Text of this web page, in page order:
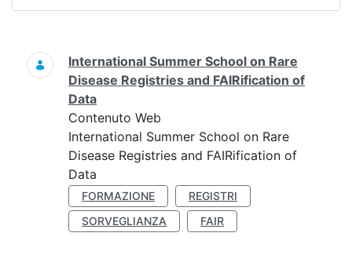
Ricerca
International Summer School on Rare
Disease Registries and FAIRification of
Data
Contenuto Web
International Summer School on Rare
Disease Registries and FAIRification of
Data
FORMAZIONE
REGISTRI
SORVEGLIANZA
FAIR